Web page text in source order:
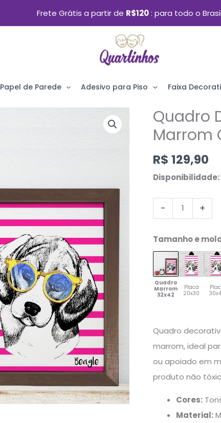
Frete Grátis a partir de R$120 para todo o Brasil
Papel de Parede Adesivo para Piso Faixa
Quadro
Marrom
R$ 129,90
Disponibilidade:
-
Quadro
Decorativo
Moldura
Marrom
Beagle
33x43cm
quantidade
+
Tamanho e
Quadro
Marrom
32x42
Placa
20x30
Quadro
marrom, ideal
ou apoiado em
produto não
Cores:
Material: